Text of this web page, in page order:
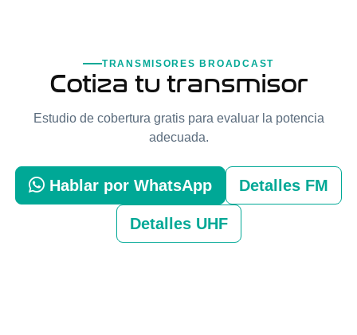
TRANSMISORES BROADCAST
Cotiza tu transmisor
Estudio de cobertura gratis para evaluar la potencia
adecuada.
Hablar por WhatsApp Detalles FM
Detalles UHF